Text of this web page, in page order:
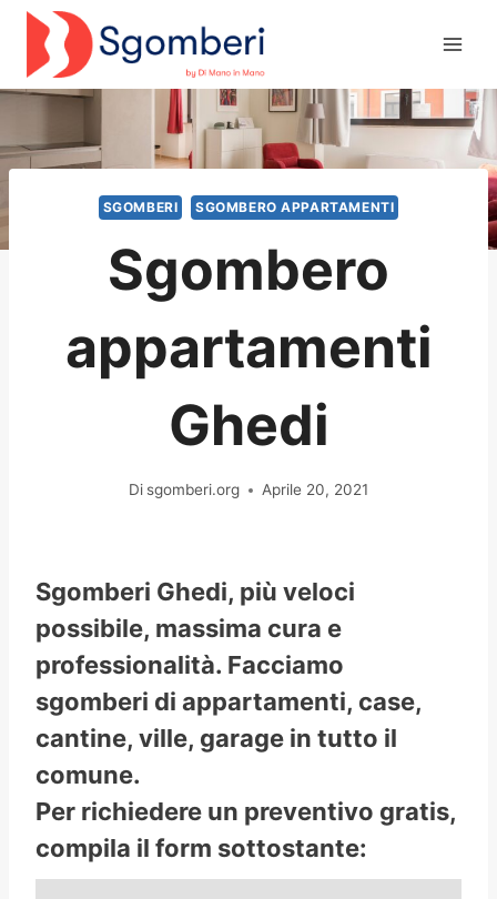
Salta
contenuto
SGOMBERI SGOMBERO APPARTAMENTI
Sgombero
appartamenti
Ghedi
Di sgomberi.org Aprile 20, 2021
Sgomberi Ghedi, più veloci
possibile, massima cura e
professionalità. Facciamo
sgomberi di appartamenti, case,
cantine, ville, garage in tutto il
comune.
Per richiedere un preventivo gratis,
compila il form sottostante: